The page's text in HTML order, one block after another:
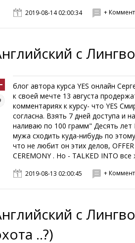
2019-08-14 02:00:34 +
с
блог автора курса YES онлайн
к своей мечте 13 августа
комментариях к курсу- что YES
согласна. Взять 7 дней доступа и
наливаю по 100 грамм" Десять лет
мужа сходить куда-нибудь по
что не любит он этих делов,
CEREMONY . Но - TALKED INTO
2019-08-13 02:00:45 +
с
..?)